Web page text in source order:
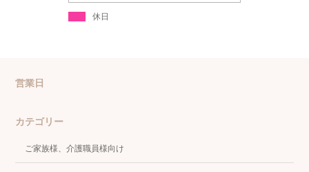
休日
営業日
カテゴリー
ご家族様、介護職員様向け